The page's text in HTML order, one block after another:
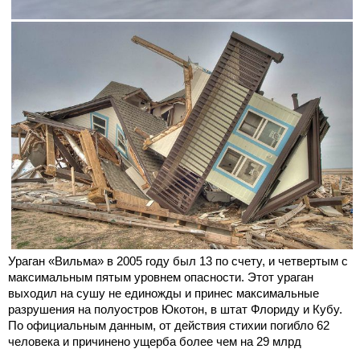
Ураган «Вильма» в 2005 году был 13 по счету, и четвертым с
максимальным пятым уровнем опасности. Этот ураган
выходил на сушу не единожды и принес максимальные
разрушения на полуостров Юкотон, в штат Флориду и Кубу.
По официальным данным, от действия стихии погибло 62
человека и причинено ущерба более чем на 29 млрд